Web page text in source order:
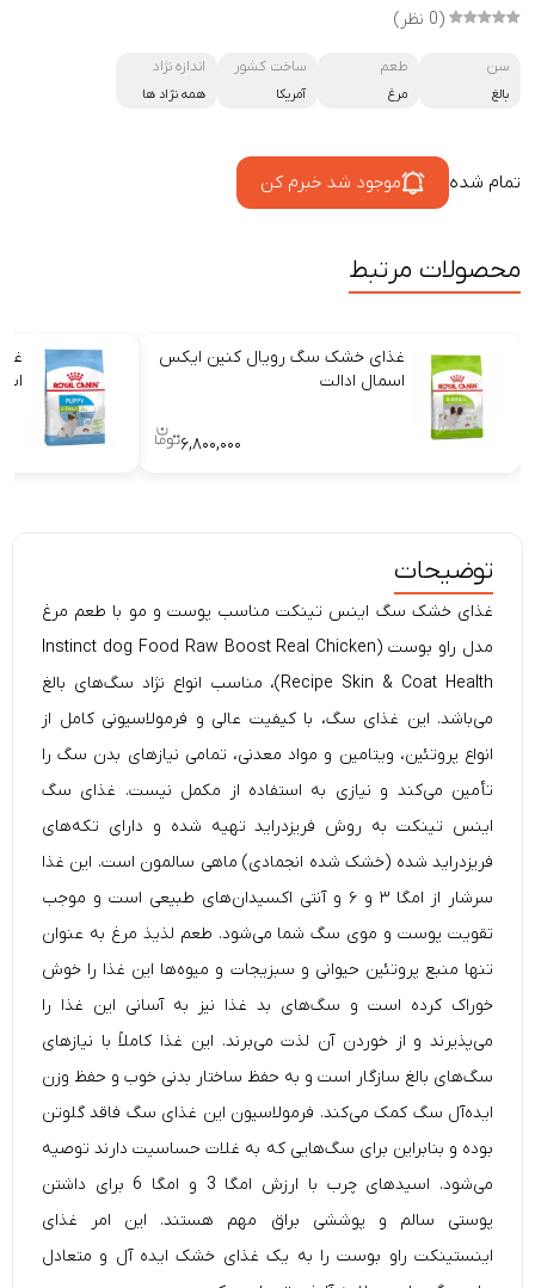
(0 نظر)
سن
بالغ
طعم
مرغ
ساخت کشور
آمریکا
اندازه نژاد
همه نژاد ها
تمام شده موجود شد خبرم کن
محصولات مرتبط
غذای خشک سگ رویال کنین ایکس
اسمال ادالت
۶,۸۰۰,۰۰۰
توضیحات
غذای خشک سگ اینس تینکت مناسب پوست و مو با طعم مرغ
مدل راو بوست (
Instinct dog Food Raw Boost Real Chicken
Recipe Skin & Coat Health)، مناسب انواع نژاد سگ‌های
بالغ
می‌باشد. این غذای سگ، با کیفیت عالی و فرمولاسیونی کامل از
انواع پروتئین، ویتامین و مواد معدنی، تمامی نیازهای بدن سگ را
تأمین می‌کند و نیازی به استفاده از مکمل نیست. غذای سگ
اینس تینکت به روش فریزدراید تهیه شده و دارای تکه‌های
فریزدراید شده (خشک شده انجمادی) ماهی سالمون است. این غذا
سرشار از امگا ۳ و ۶ و آنتی اکسیدان‌های طبیعی است و موجب
تقویت پوست و موی سگ شما می‌شود. طعم لذیذ مرغ به عنوان
تنها منبع پروتئین حیوانی و سبزیجات و میوه‌ها این غذا را خوش
خوراک کرده است و سگ‌های بد غذا نیز به‌ آسانی این غذا را
می‌پذیرند و از خوردن آن لذت می‌برند. این غذا کاملاً با نیازهای
سگ‌های بالغ سازگار است و به حفظ ساختار بدنی خوب و حفظ وزن
ایده‌آل سگ کمک می‌کند. فرمولاسیون این غذای سگ فاقد گلوتن
بوده و بنابراین برای سگ‌هایی که به غلات حساسیت دارند توصیه
می‌شود. اسیدهای چرب با ارزش امگا 3 و امگا 6 برای داشتن
پوستی سالم و پوششی براق مهم هستند. این امر غذای
اینستینکت راو بوست را به یک غذای خشک ایده آل و متعادل